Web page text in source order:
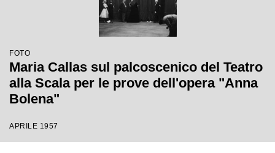
FOTO
Maria Callas sul palcoscenico del Teatro
alla Scala per le prove dell'opera "Anna
Bolena"
APRILE 1957